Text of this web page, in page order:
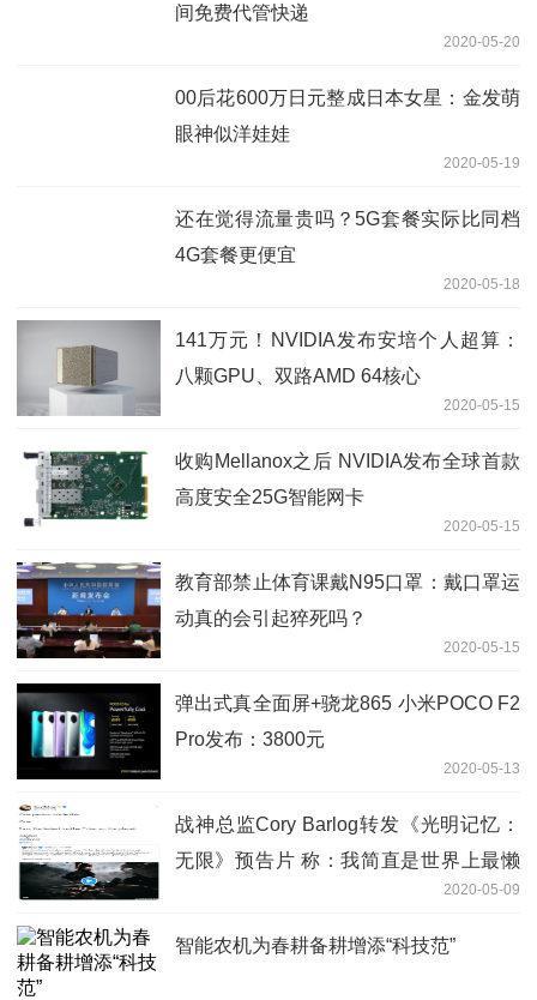
间免费代管快递
2020-05-20
00后花600万日元整成日本女星：金发萌
眼神似洋娃娃
2020-05-19
还在觉得流量贵吗？5G套餐实际比同档
4G套餐更便宜
2020-05-18
141万元！NVIDIA发布安培个人超算：
八颗GPU、双路AMD 64核心
2020-05-15
收购Mellanox之后 NVIDIA发布全球首款
高度安全25G智能网卡
2020-05-15
教育部禁止体育课戴N95口罩：戴口罩运
动真的会引起猝死吗？
2020-05-15
弹出式真全面屏+骁龙865 小米POCO F2
Pro发布：3800元
2020-05-13
战神总监Cory Barlog转发《光明记忆：
无限》预告片 称：我简直是世界上最懒
2020-05-09
智能农机为春耕备耕增添“科技范”